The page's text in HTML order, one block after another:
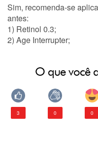
Sim, recomenda-se
antes:
1) Retinol 0.3;
2) Age Interrupter;
O que você
3 0 0